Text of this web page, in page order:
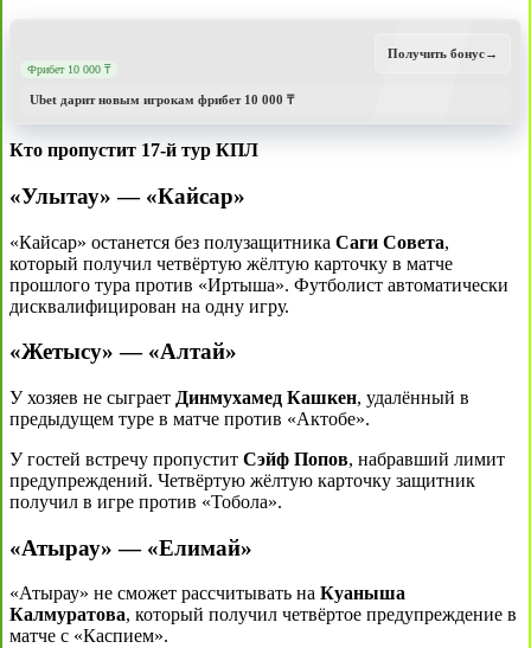
Фрибет 10 000 ₸
Ubet дарит новым игрокам фрибет 10 000 ₸
Получить бонус→
Кто пропустит 17-й тур КПЛ
«Улытау» — «Кайсар»
«Кайсар» останется без полузащитника Саги Совета,
который получил четвёртую жёлтую карточку в матче
прошлого тура против «Иртыша». Футболист автоматически
дисквалифицирован на одну игру.
«Жетысу» — «Алтай»
У хозяев не сыграет Динмухамед Кашкен, удалённый в
предыдущем туре в матче против «Актобе».
У гостей встречу пропустит Сэйф Попов, набравший лимит
предупреждений. Четвёртую жёлтую карточку защитник
получил в игре против «Тобола».
«Атырау» — «Елимай»
«Атырау» не сможет рассчитывать на Куаныша
Калмуратова, который получил четвёртое предупреждение в
матче с «Каспием».